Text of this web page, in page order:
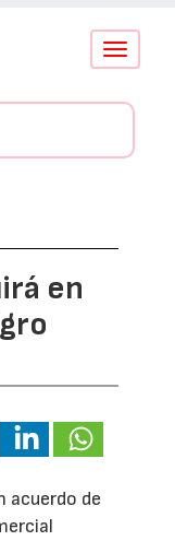
Conmutar
en
acuerdo de